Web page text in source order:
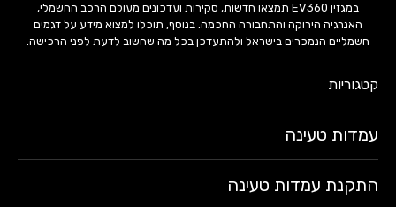
במגזין EV360 תמצאו חדשות, סקירות ועדכונים מעולם הרכב החשמלי,
האנרגיה הירוקה והתחבורה החכמה. בנוסף, תוכלו למצוא מידע על דגמים
חשמליים הנמכרים בישראל ולהתעדכן בכל מה שחשוב לדעת לפני הרכישה.
קטגוריות
עמדות טעינה
התקנת עמדות טעינה